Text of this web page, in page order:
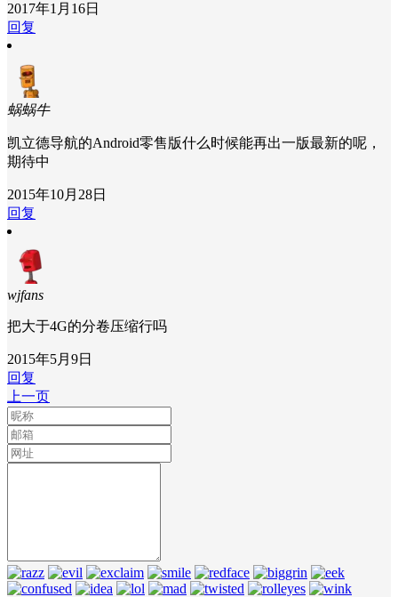
2017年1月16日
回复
蜗蜗牛
凯立德导航的Android零售版什么时候能再出一版最新的呢，
期待中
2015年10月28日
回复
wjfans
把大于4G的分卷压缩行吗
2015年5月9日
回复
上一页